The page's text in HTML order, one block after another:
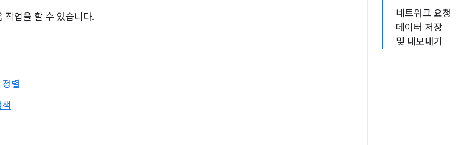
네트워크 요청
데이터 저장
및 내보내기
작업을 할 수 있습니다.
렬